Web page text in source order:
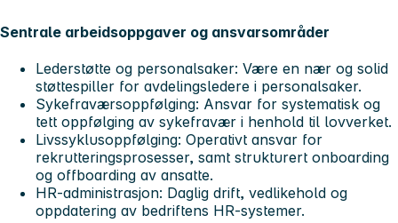
Sentrale arbeidsoppgaver og ansvarsområder
Lederstøtte og personalsaker: Være en nær og solid
støttespiller for avdelingsledere i personalsaker.
Sykefraværsoppfølging: Ansvar for systematisk og
tett oppfølging av sykefravær i henhold til lovverket.
Livssyklusoppfølging: Operativt ansvar for
rekrutteringsprosesser, samt strukturert onboarding
og offboarding av ansatte.
HR-administrasjon: Daglig drift, vedlikehold og
oppdatering av bedriftens HR-systemer.